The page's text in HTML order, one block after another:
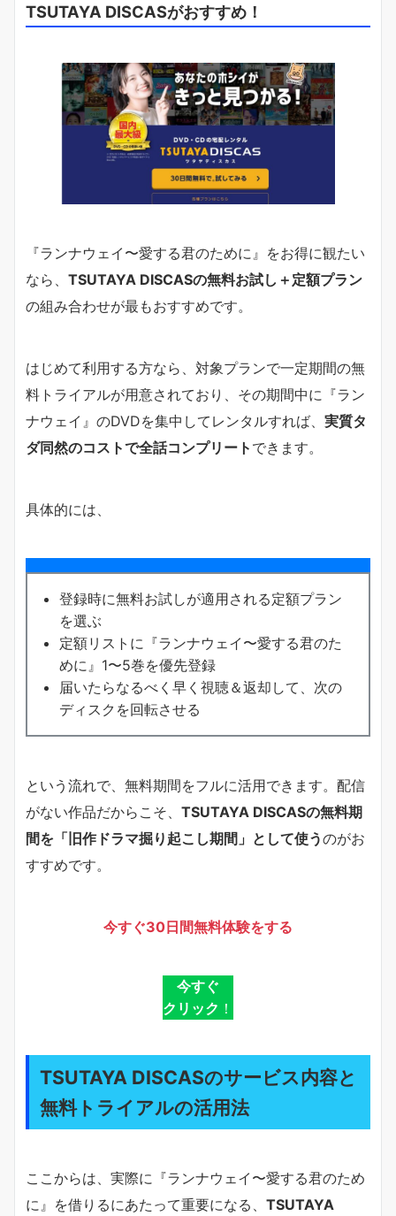
TSUTAYA DISCASがおすすめ！
『ランナウェイ〜愛する君のために』をお得に観たい
なら、 TSUTAYA DISCASの無料お試し＋定額プラン
の組み合わせが最もおすすめです。
はじめて利用する方なら、対象プランで一定期間の無
料トライアルが用意されており、その期間中に『ラン
ナウェイ』のDVDを集中してレンタルすれば、 実質タ
ダ同然のコストで全話コンプリート できます。
具体的には、
登録時に無料お試しが適用される定額プラン
を選ぶ
定額リストに『ランナウェイ〜愛する君のた
めに』1〜5巻を優先登録
届いたらなるべく早く視聴＆返却して、次の
ディスクを回転させる
という流れで、無料期間をフルに活用できます。配信
がない作品だからこそ、 TSUTAYA DISCASの無料期
間を「旧作ドラマ掘り起こし期間」として使うのがお
すすめです。
今すぐ30日間無料体験をする
今すぐ
クリック ！
TSUTAYA DISCASのサービス内容と
無料トライアルの活用法
ここからは、実際に『ランナウェイ〜愛する君のため
に』を借りるにあたって重要になる、 TSUTAYA